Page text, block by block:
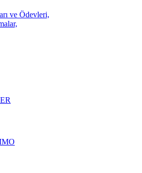
ve Ödevleri,